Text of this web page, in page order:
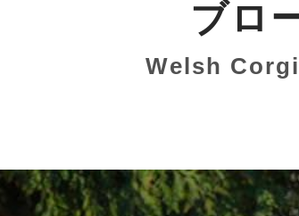
ブロ
Welsh